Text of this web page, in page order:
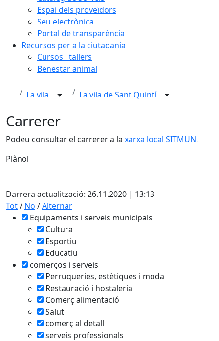
Espai dels proveïdors
Seu electrònica
Portal de transparència
Recursos per a la ciutadania
Cursos i tallers
Benestar animal
La vila La vila de Sant Quintí
Carrerer
Podeu consultar el carrerer a la xarxa local SITMUN.
Plànol
+
−
Darrera actualització: 26.11.2020 | 13:13
Tot/ No /Alternar
Equipaments i serveis municipals
Cultura
Esportiu
Educatiu
comerços i serveis
Perruqueries, estètiques i moda
Restauració i hostaleria
Comerç alimentació
Salut
comerç al detall
serveis professionals